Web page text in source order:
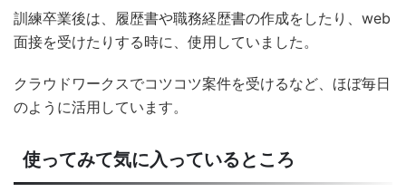
訓練卒業後は、履歴書や職務経歴書の作成をしたり、web
面接を受けたりする時に、使用していました。
クラウドワークスでコツコツ案件を受けるなど、ほぼ毎日
のように活用しています。
使ってみて気に入っているところ